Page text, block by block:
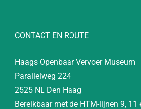
CONTACT EN ROUTE
Haags Openbaar Vervoer Museum
Parallelweg 224
2525 NL Den Haag
Bereikbaar met de HTM-lijnen 9, 11